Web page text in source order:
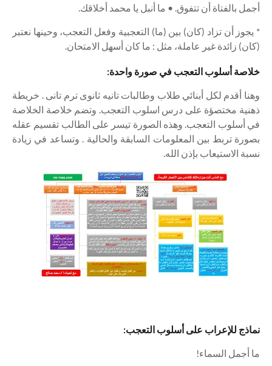
أجمل بالفتاة أن تتفوق. • ما أنبل يا محمد أخلاقك.
* يجوز أن تزاد (كان) بين (ما) التعجبية وفعل التعجب، وحينها نعتبر
(كان) زائدة غير عاملة، مثل : ما كان أسهل الامتحان.
خلاصة أسلوب التعجب في صورة واحدة:
وهنا أقدم لكل أبنائي طلاب وطالبات تانيه ثانوى ترم تانى . خريطة
ذهنية مختصؤة على درس اسلوب التعجب. وتضم خلاصة الخلاصة
في أسلوب التعجب. وهذه الصورة تيسر على الطالب تقسيم عقله
بصورة تربط بين المعلومات السابقة والحالية . وتساعد في زيادة
نسبة الاستيعاب بإذن الله.
نماذج للإعراب على أسلوب التعجب:
ما أجمل السماء!